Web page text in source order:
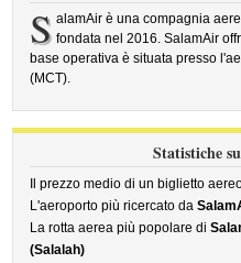
S alamAir è una compagnia
fondata nel 2016. SalamAir
base operativa è situata presso
(MCT).
Statistiche
Il prezzo medio di un biglietto
L'aeroporto più ricercato da
La rotta aerea più popolare di
(Salalah)